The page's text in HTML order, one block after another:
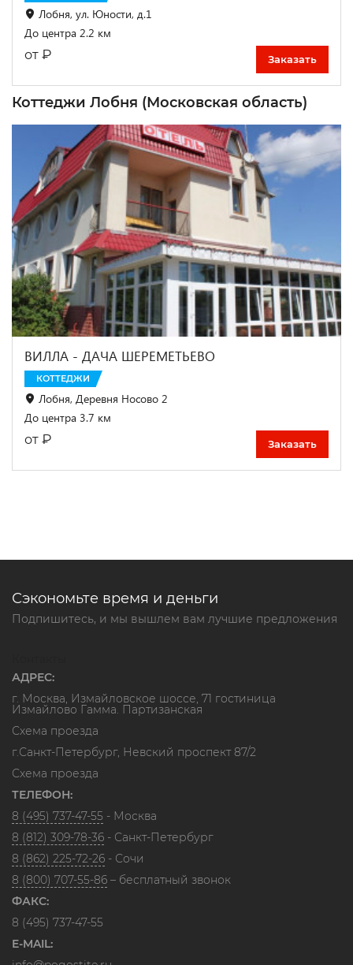
Лобня, ул. Юности, д.1
До центра 2.2 км
от ₽ Заказать
Коттеджи Лобня (Московская область)
ВИЛЛА - ДАЧА ШЕРЕМЕТЬЕВО
КОТТЕДЖИ
Лобня, Деревня Носово 2
До центра 3.7 км
от ₽ Заказать
Сэкономьте время и деньги
Подпишитесь, и мы вышлем вам лучшие предложения
АДРЕС:
г. Москва, Измайловское шоссе, 71 гостиница
Измайлово Гамма. Партизанская
Схема проезда
г.Санкт-Петербург, Невский проспект 87/2
Схема проезда
ТЕЛЕФОН:
8 (495) 737-47-55 - Москва
8 (812) 309-78-36 - Санкт-Петербург
8 (862) 225-72-26 - Сочи
8 (800) 707-55-86 – бесплатный звонок
ФАКС:
8 (495) 737-47-55
E-MAIL: